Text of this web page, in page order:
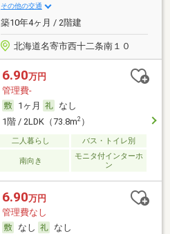
その他の交通
築10年4ヶ月 / 2階建
北海道名寄市西十二条南１０
6.90万円
管理費-
1ヶ月
なし
1階 / 2LDK（73.8m2）
二人暮らし バス・トイレ別
南向き
モニタ付インターホ
ン
6.90万円
管理費なし
なし
なし